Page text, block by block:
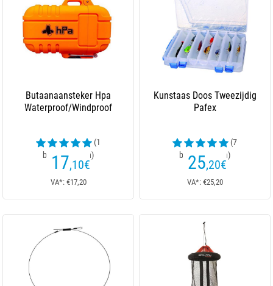
Butaanaansteker Hpa
Waterproof/Windproof
(1
beoordelingen)
17,10€
VA*: €17,20
Kunstaas Doos Tweezijdig
Pafex
(7
beoordelingen)
25,20€
VA*: €25,20